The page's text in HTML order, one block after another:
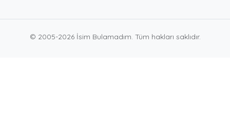
© 2005-2026 İsim Bulamadım. Tüm hakları saklıdır.